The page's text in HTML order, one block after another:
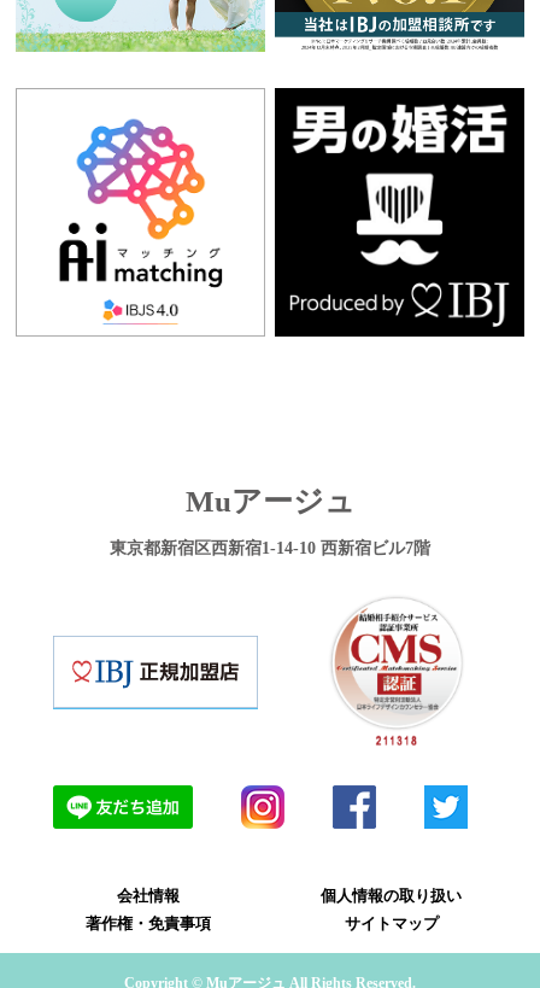
Muアージュ
東京都新宿区西新宿1-14-10 西新宿ビル7階
会社情報
個人情報の取り扱い
著作権・免責事項
サイトマップ
Copyright © Muアージュ All Rights Reserved.